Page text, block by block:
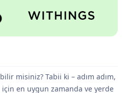
misiniz? Tabii ki – adım adım,
en uygun zamanda ve yerde